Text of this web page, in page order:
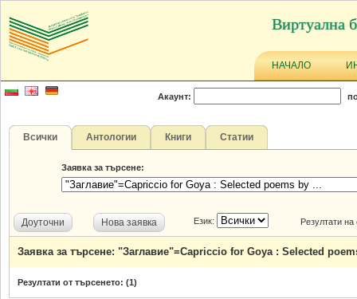
Виртуална
НАЧАЛО
Акаунт:
Всички Антологии Книги Статии
Заявка за търсене:
Доуточни Нова заявка Език: Резултати
Заявка за търсене: "Заглавие"=Capriccio for Goya : Selected
Резултати от търсенето: (1)